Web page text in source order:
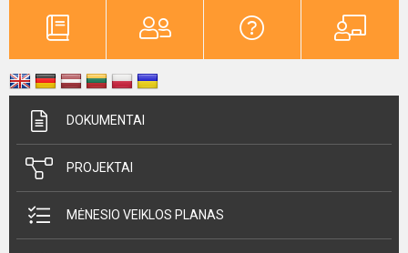
DOKUMENTAI
PROJEKTAI
MĖNESIO VEIKLOS PLANAS